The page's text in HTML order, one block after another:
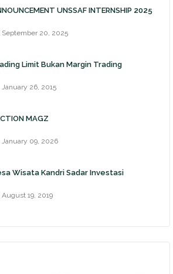
UNSSAF INTERNSHIP 2025
September 20, 2025
Limit Bukan Margin Trading
January 26, 2015
MAGZ
January 09, 2026
Wisata Kandri Sadar Investasi
August 19, 2019